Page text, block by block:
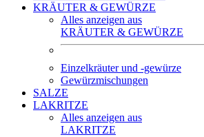
KRÄUTER & GEWÜRZE
Alles anzeigen aus
KRÄUTER & GEWÜRZE
Einzelkräuter und -gewürze
Gewürzmischungen
SALZE
LAKRITZE
Alles anzeigen aus
LAKRITZE